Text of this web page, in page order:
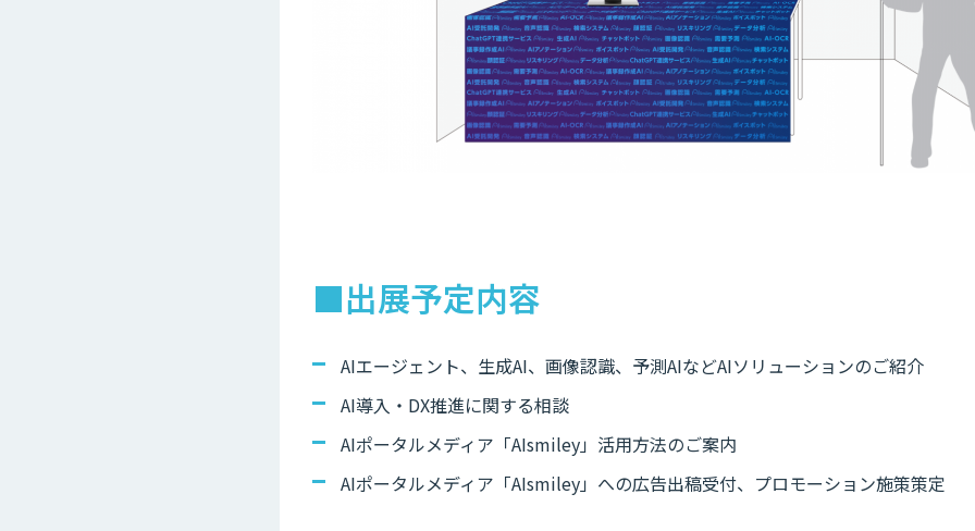
■出展予定内容
AIエージェント、生成AI、画像認識、予測AIなどAIソリューションのご紹介
AI導入・DX推進に関する相談
AIポータルメディア「AIsmiley」活用方法のご案内
AIポータルメディア「AIsmiley」への広告出稿受付、プロモーション施策策定